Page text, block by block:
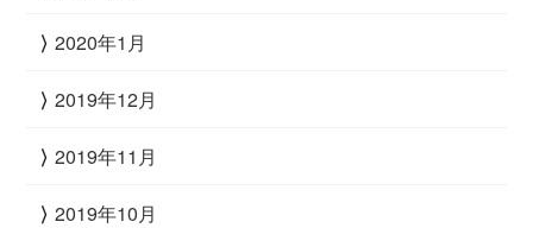
2020年1月
2019年12月
2019年11月
2019年10月